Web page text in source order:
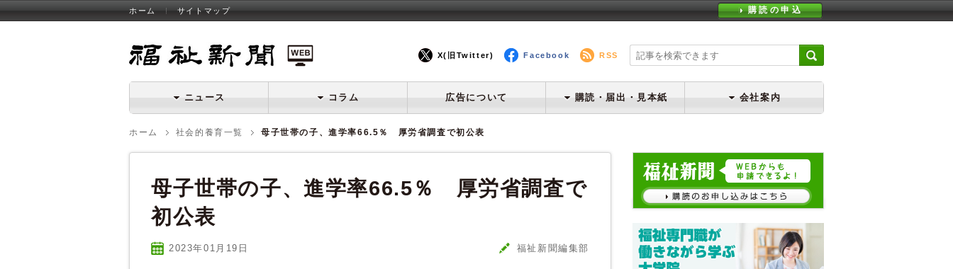
ホーム サイトマップ 購読の申込
X(旧Twitter) Facebook RSS
ニュース コラム 広告について 購読・届出・見本紙 会社案内
ホーム 社会的養育一覧 母子世帯の子、進学率66.5％ 厚労省調査で初公表
母子世帯の子、進学率66.5％ 厚労省調査で
初公表
2023年01 月 19 日 福祉新聞編集部